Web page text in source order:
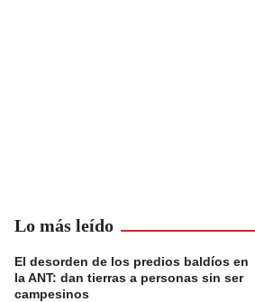
Lo más leído
El desorden de los predios baldíos en
la ANT: dan tierras a personas sin ser
campesinos